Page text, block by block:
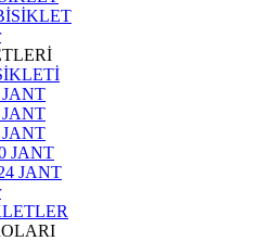
JANT
JANT
JANT
JANT
JANT